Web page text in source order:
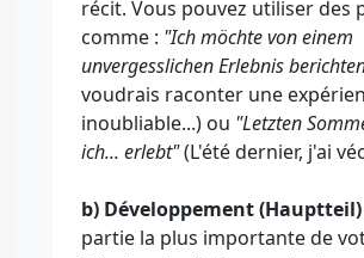
récit. Vous pouvez utiliser des
comme : "Ich möchte von einem
unvergesslichen Erlebnis
voudrais raconter une
inoubliable...) ou "Letzten
ich... erlebt"(L'été dernier, j'ai
b) Développement (Hauptteil)
partie la plus importante de